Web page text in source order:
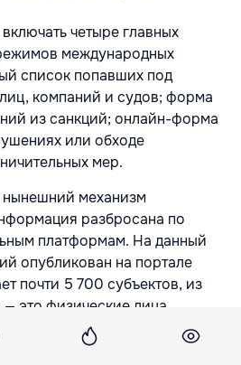
четыре главных
международных
список попавших под
компаний и судов; форма
из санкций; онлайн-форма
или обходе
мер.
нынешний механизм
разбросана по
платформам. На данный
опубликован на портале
почти 5 700 субъектов, из
это физические лица.
обязательств, которые